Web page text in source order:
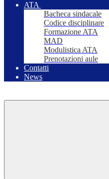
ATA
Bacheca sindacale
Codice disciplinare
Formazione ATA
MAD
Modulistica ATA
Prenotazioni aule
Contatti
News